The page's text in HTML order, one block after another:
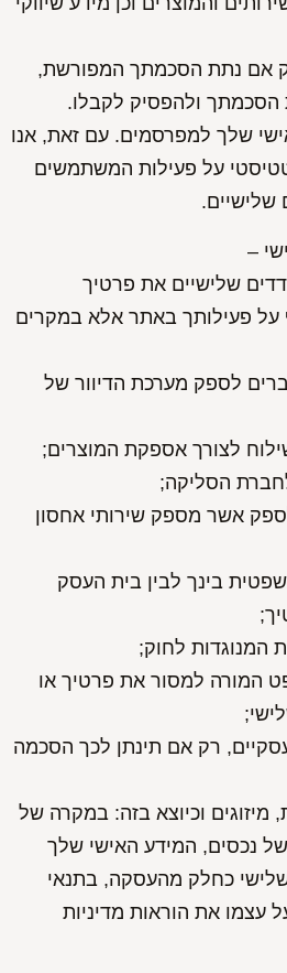
אם נתת הסכמתך המפורשת,
ולהפסיק לקבלו.
שלך למפרסמים. עם זאת, אנו
על פעילות המשתמשים
שלישיים.
שלישיים את פרטיך
על פעילותך באתר אלא במקרים
לספק מערכת הדיוור של
לצורך אספקת המוצרים;
הסליקה;
אשר מספק שירותי אחסון
בינך לבין בית העסק
המנוגדות לחוק;
המורה למסור את פרטיך או
רק אם תינתן לכך הסכמה
מיזוגים וכיוצא בזה: במקרה של
נכסים, המידע האישי שלך
כחלק מהעסקה, בתנאי
עצמו את הוראות מדיניות